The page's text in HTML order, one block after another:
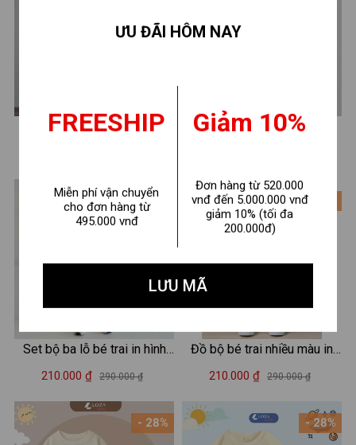
Đồ bộ kẻ bé trai hình số 7-
- 28%
Set bộ ba lỗ bé trai in hình
Capybara - Loza Kids BL347
210.000 ₫ 290.000 ₫
- 28%
Set bộ ba lỗ bé trai hình
- 28%
Đồ bộ bé trai nhiều màu in
hình - Set đồ bé trai (áo thun
42kg - Loza G0188
210.000 ₫ 290.000 ₫
- 28%
ƯU ĐÃI HÔM NAY
FREESHIP
Miễn phí vận chuyển
cho đơn hàng từ
495.000 vnđ
Giảm 10%
Đơn hàng từ 520.000
vnđ đến 5.000.000 vnđ
giảm 10% (tối đa
200.000đ)
LƯU MÃ